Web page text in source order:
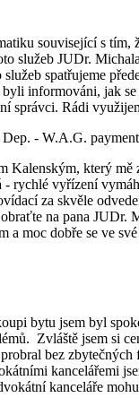
související s tím,
služeb JUDr.
spatřujeme
informováni, jak
správci. Rádi
- W.A.G.
Kalenským, který
rychlé vyřízení
za skvěle
na pana JUDr.
moc dobře se ve
bytu jsem byl
Zvláště jsem si
bez
kancelářemi
kanceláře